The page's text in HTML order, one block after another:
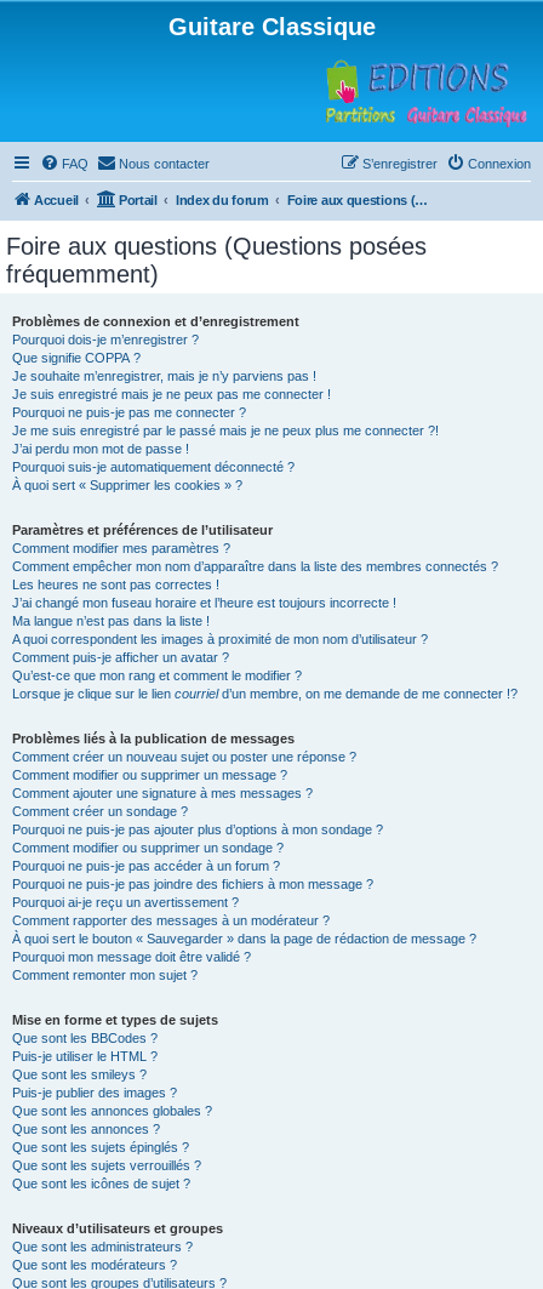
Guitare Classique
FAQ Nous contacter Connexion
S’enregistrer
Accueil Portail Index du forum Foire aux questions (Questions posées fréquemment)
Foire aux questions (Questions posées
fréquemment)
Problèmes de connexion et d’enregistrement
Pourquoi dois-je m’enregistrer ?
Que signifie COPPA ?
Je souhaite m’enregistrer, mais je n’y parviens pas !
Je suis enregistré mais je ne peux pas me connecter !
Pourquoi ne puis-je pas me connecter ?
Je me suis enregistré par le passé mais je ne peux plus me connecter ?!
J’ai perdu mon mot de passe !
Pourquoi suis-je automatiquement déconnecté ?
À quoi sert « Supprimer les cookies » ?
Paramètres et préférences de l’utilisateur
Comment modifier mes paramètres ?
Comment empêcher mon nom d’apparaître dans la liste des membres connectés ?
Les heures ne sont pas correctes !
J’ai changé mon fuseau horaire et l’heure est toujours incorrecte !
Ma langue n’est pas dans la liste !
A quoi correspondent les images à proximité de mon nom d’utilisateur ?
Comment puis-je afficher un avatar ?
Qu’est-ce que mon rang et comment le modifier ?
Lorsque je clique sur le lien courrield’un membre, on me demande de me connecter !?
Problèmes liés à la publication de messages
Comment créer un nouveau sujet ou poster une réponse ?
Comment modifier ou supprimer un message ?
Comment ajouter une signature à mes messages ?
Comment créer un sondage ?
Pourquoi ne puis-je pas ajouter plus d’options à mon sondage ?
Comment modifier ou supprimer un sondage ?
Pourquoi ne puis-je pas accéder à un forum ?
Pourquoi ne puis-je pas joindre des fichiers à mon message ?
Pourquoi ai-je reçu un avertissement ?
Comment rapporter des messages à un modérateur ?
À quoi sert le bouton « Sauvegarder » dans la page de rédaction de message ?
Pourquoi mon message doit être validé ?
Comment remonter mon sujet ?
Mise en forme et types de sujets
Que sont les BBCodes ?
Puis-je utiliser le HTML ?
Que sont les smileys ?
Puis-je publier des images ?
Que sont les annonces globales ?
Que sont les annonces ?
Que sont les sujets épinglés ?
Que sont les sujets verrouillés ?
Que sont les icônes de sujet ?
Niveaux d’utilisateurs et groupes
Que sont les administrateurs ?
Que sont les modérateurs ?
Que sont les groupes d’utilisateurs ?